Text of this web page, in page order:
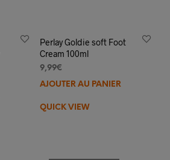
Perlay Goldie soft Foot
Cream 100ml
9,99€
AJOUTER AU PANIER
QUICK VIEW